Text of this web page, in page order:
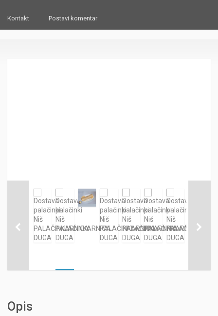
Kontakt Postavi komentar
Opis